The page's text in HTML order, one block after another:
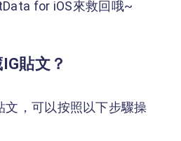
for iOS來救回哦~
貼文？
文，可以按照以下步驟操